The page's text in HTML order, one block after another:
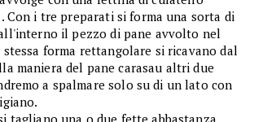
Con i tre preparati si forma una sorta di
il pezzo di pane avvolto nel
forma rettangolare si ricavano dal
maniera del pane carasau altri due
a spalmare solo su di un lato con
tagliano una o due fette abbastanza